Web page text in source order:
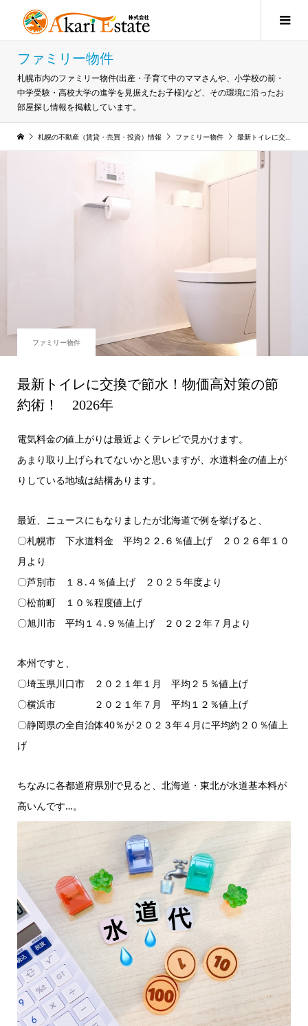
ファミリー物件
札幌市内のファミリー物件(出産・子育て中のママさんや、小学校の前・
中学受験・高校大学の進学を見据えたお子様)など、その環境に沿ったお
部屋探し情報を掲載しています。
札幌の不動産（賃貸・売買・投資）情報 ファミリー物件 最新トイレに交換で節水！物価高対策の節約術！ 2026年
ファミリー物件
最新トイレに交換で節水！物価高対策の節
約術！ 2026年
電気料金の値上がりは最近よくテレビで見かけます。
あまり取り上げられてないかと思いますが、水道料金の値上が
りしている地域は結構あります。
最近、ニュースにもなりましたが北海道で例を挙げると、
〇札幌市 下水道料金 平均２２.６％値上げ ２０２６年１０
月より
〇芦別市 １８.４％値上げ ２０２５年度より
〇松前町 １０％程度値上げ
〇旭川市 平均１４.９％値上げ ２０２２年７月より
本州ですと、
〇埼玉県川口市 ２０２１年１月 平均２５％値上げ
〇横浜市 ２０２１年７月 平均１２％値上げ
〇静岡県の全自治体40％が２０２３年４月に平均約２０％値上
げ
ちなみに各都道府県別で見ると、北海道・東北が水道基本料が
高いんです…。